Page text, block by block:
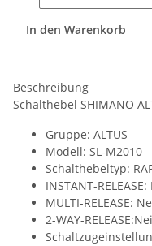
In den Warenkorb
Beschreibung
Schalthebel SHIMANO
Gruppe: ALTUS
Modell: SL-M2010
Schalthebeltyp:
INSTANT-
MULTI-RELEASE:
2-WAY-